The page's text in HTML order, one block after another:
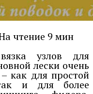
чтение 9 мин
узлов для
лески очень
как для простой
и для более